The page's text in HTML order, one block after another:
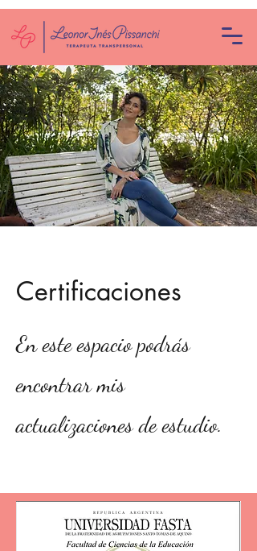
Certificaciones
En este espacio podrás
encontrar mis
actualizaciones de estudio.